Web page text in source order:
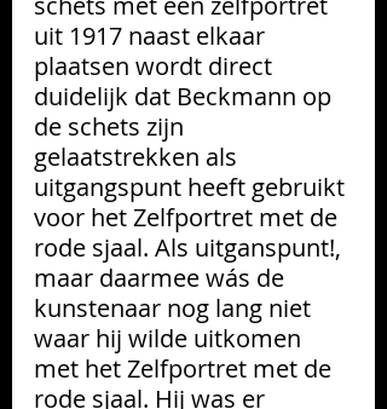
uit 1917 naast elkaar
plaatsen wordt direct
duidelijk dat Beckmann op
de schets zijn
gelaatstrekken als
uitgangspunt heeft gebruikt
voor het Zelfportret met de
rode sjaal. Als uitganspunt!,
maar daarmee wás de
kunstenaar nog lang niet
waar hij wilde uitkomen
met het Zelfportret met de
rode sjaal. Hij was er